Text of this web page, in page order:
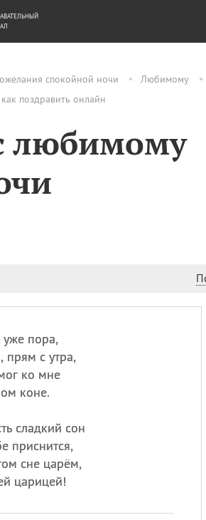
спокойной ночи
Любимому
поздравить онлайн
любимому
пора,
прям с утра,
ко мне
коне.
сладкий сон
приснится,
сне царём,
царицей!
ДЕНЬГИ